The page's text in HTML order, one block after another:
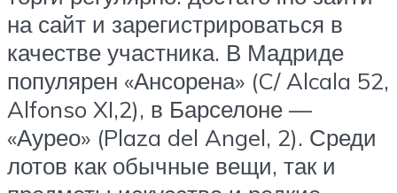
на сайт и зарегистрироваться в
качестве участника. В Мадриде
популярен «Ансорена» (C/ Alcala 52,
Alfonso XI,2), в Барселоне —
«Аурео» (Plaza del Angel, 2). Среди
лотов как обычные вещи, так и